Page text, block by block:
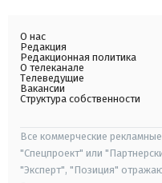
О нас
Редакция
Редакционная политика
О телеканале
Телеведущие
Вакансии
Структура собственности
Все коммерческие
"Спецпроект" или
"Эксперт", "Позиция"